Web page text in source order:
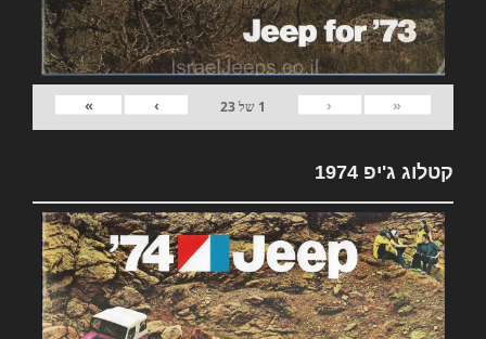
«
‹
1 של23
›
»
קטלוג ג'יפ 1974